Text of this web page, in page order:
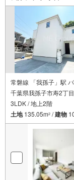
いただき
常磐線 「我孫子」駅
千葉県我孫子市寿2丁目
3LDK / 地上2階
土地135.05m2 /建物